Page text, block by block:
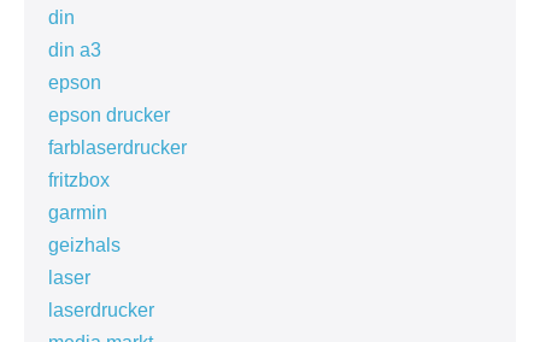
din
din a3
epson
epson drucker
farblaserdrucker
fritzbox
garmin
geizhals
laser
laserdrucker